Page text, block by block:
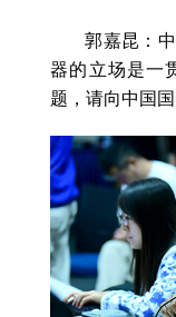
郭嘉昆：
器的立场是一
题，请向中国国